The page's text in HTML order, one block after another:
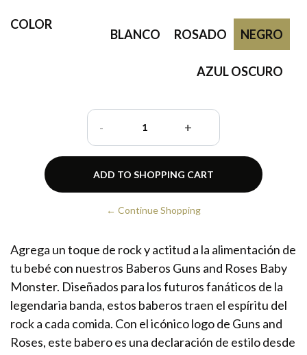
COLOR
NEGRO
ROSADO
BLANCO
AZUL OSCURO
- +
← Continue Shopping
Agrega un toque de rock y actitud a la alimentación de
tu bebé con nuestros Baberos Guns and Roses Baby
Monster. Diseñados para los futuros fanáticos de la
legendaria banda, estos baberos traen el espíritu del
rock a cada comida. Con el icónico logo de Guns and
Roses, este babero es una declaración de estilo desde